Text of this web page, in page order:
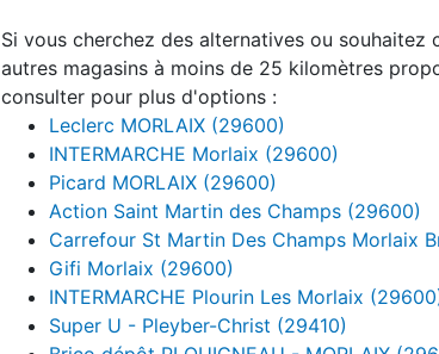
Si vous cherchez des alternatives ou
autres magasins à moins de 25 kilomètres
consulter pour plus d'options :
Leclerc MORLAIX (29600)
INTERMARCHE Morlaix (29600)
Picard MORLAIX (29600)
Action Saint Martin des Champs (29600)
Carrefour St Martin Des Champs Morlaix
Gifi Morlaix (29600)
INTERMARCHE Plourin Les Morlaix
Super U - Pleyber-Christ (29410)